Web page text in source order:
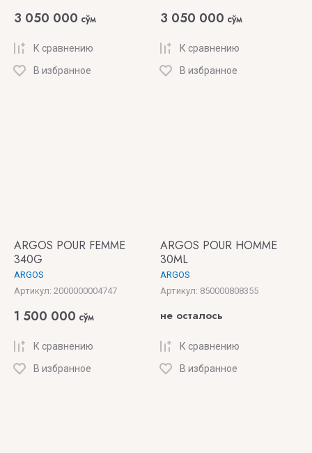
3 050 000 сўм
К сравнению
В избранное
3 050 000 сўм
К сравнению
В избранное
ARGOS POUR FEMME
340G
ARGOS
Артикул: 2000000004747
1 500 000 сўм
К сравнению
В избранное
ARGOS POUR HOMME
30ML
ARGOS
Артикул: 850000808355
не осталось
К сравнению
В избранное